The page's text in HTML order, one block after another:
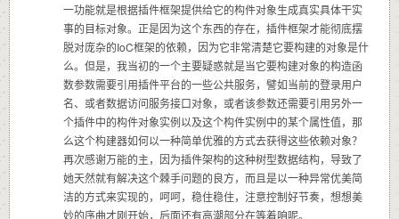
一功能就是根据插件框架提供给它的构件对象生成真实具体干实
事的目标对象。正是因为这个东西的存在，插件框架才能彻底摆
脱对庞杂的IoC框架的依赖，因为它非常清楚它要构建的对象是什
么。但是，我当初的一个主要疑惑就是当它要构建对象的构造函
数参数需要引用插件平台的一些公共服务，譬如当前的登录用户
名、或者数据访问服务接口对象，或者该参数还需要引用另外一
个插件中的构件对象实例以及这个构件实例中的某个属性值，那
么这个构建器如何以一种简单优雅的方式去获得这些依赖对象？
再次感谢万能的主，因为插件架构的这种树型数据结构，导致了
她天然就有解决这个棘手问题的良方，而且是以一种异常优美简
洁的方式来实现的，呵呵，稳住稳住，注意控制好节奏，想想美
妙的序曲才刚开始，后面还有高潮部分在等着咱呢。